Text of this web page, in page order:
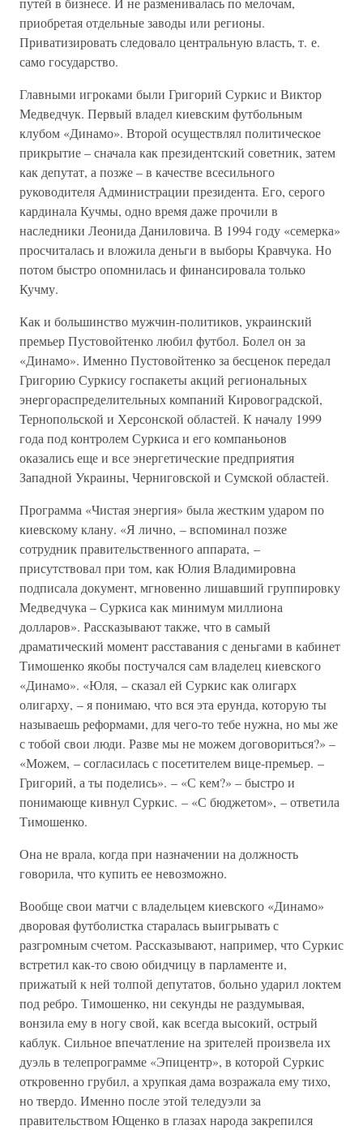
приобретая отдельные заводы или регионы.
Приватизировать следовало центральную власть, т. е.
само государство.
Главными игроками были Григорий Суркис и Виктор
Медведчук. Первый владел киевским футбольным
клубом «Динамо». Второй осуществлял политическое
прикрытие – сначала как президентский советник, затем
как депутат, а позже – в качестве всесильного
руководителя Администрации президента. Его, серого
кардинала Кучмы, одно время даже прочили в
наследники Леонида Даниловича. В 1994 году «семерка»
просчиталась и вложила деньги в выборы Кравчука. Но
потом быстро опомнилась и финансировала только
Кучму.
Как и большинство мужчин-политиков, украинский
премьер Пустовойтенко любил футбол. Болел он за
«Динамо». Именно Пустовойтенко за бесценок передал
Григорию Суркису госпакеты акций региональных
энергораспределительных компаний Кировоградской,
Тернопольской и Херсонской областей. К началу 1999
года под контролем Суркиса и его компаньонов
оказались еще и все энергетические предприятия
Западной Украины, Черниговской и Сумской областей.
Программа «Чистая энергия» была жестким ударом по
киевскому клану. «Я лично, – вспоминал позже
сотрудник правительственного аппарата, –
присутствовал при том, как Юлия Владимировна
подписала документ, мгновенно лишавший группировку
Медведчука – Суркиса как минимум миллиона
долларов». Рассказывают также, что в самый
драматический момент расставания с деньгами в кабинет
Тимошенко якобы постучался сам владелец киевского
«Динамо». «Юля, – сказал ей Суркис как олигарх
олигарху, – я понимаю, что вся эта ерунда, которую ты
называешь реформами, для чего-то тебе нужна, но мы же
с тобой свои люди. Разве мы не можем договориться?» –
«Можем, – согласилась с посетителем вице-премьер. –
Григорий, а ты поделись». – «С кем?» – быстро и
понимающе кивнул Суркис. – «С бюджетом», – ответила
Тимошенко.
Она не врала, когда при назначении на должность
говорила, что купить ее невозможно.
Вообще свои матчи с владельцем киевского «Динамо»
дворовая футболистка старалась выигрывать с
разгромным счетом. Рассказывают, например, что Суркис
встретил как-то свою обидчицу в парламенте и,
прижатый к ней толпой депутатов, больно ударил локтем
под ребро. Тимошенко, ни секунды не раздумывая,
вонзила ему в ногу свой, как всегда высокий, острый
каблук. Сильное впечатление на зрителей произвела их
дуэль в телепрограмме «Эпицентр», в которой Суркис
откровенно грубил, а хрупкая дама возражала ему тихо,
но твердо. Именно после этой теледуэли за
правительством Ющенко в глазах народа закрепился